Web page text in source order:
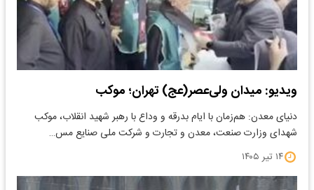
ویدیو: میدان ولی‌عصر(عج) تهران؛ موکب
دنیای معدن: هم‌زمان با ایام بدرقه و وداع با رهبر شهید انقلاب، موکب
شهدای وزارت صنعت، معدن و تجارت و شرکت ملی صنایع مس…
۱۴ تیر ۱۴۰۵